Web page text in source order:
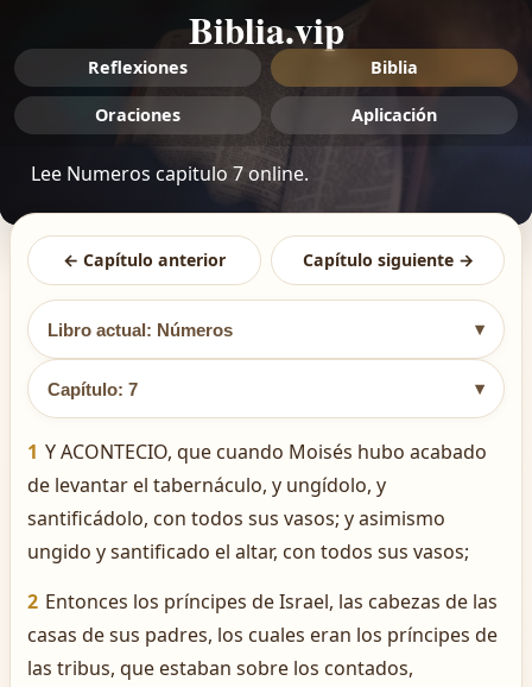
Biblia.vip
Reflexiones Biblia
Oraciones Aplicación
Lee Numeros capitulo 7 online.
← Capítulo anterior Capítulo siguiente →
Libro actual: Números ▾
Capítulo: 7 ▾
1 Y ACONTECIO, que cuando Moisés hubo acabado
de levantar el tabernáculo, y ungídolo, y
santificádolo, con todos sus vasos; y asimismo
ungido y santificado el altar, con todos sus vasos;
2 Entonces los príncipes de Israel, las cabezas de las
casas de sus padres, los cuales eran los príncipes de
las tribus, que estaban sobre los contados,